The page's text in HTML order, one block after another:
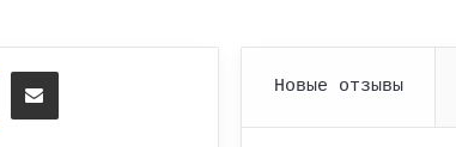
Поделиться через электронную почту
Новые отзывы